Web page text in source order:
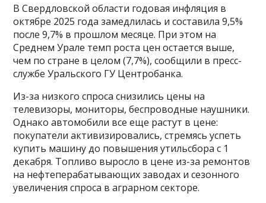
В Свердловской области годовая инфляция в
октябре 2025 года замедлилась и составила 9,5%
после 9,7% в прошлом месяце. При этом на
Среднем Урале темп роста цен остается выше,
чем по стране в целом (7,7%), сообщили в пресс-
службе Уральского ГУ Центробанка.
Из-за низкого спроса снизились цены на
телевизоры, мониторы, беспроводные наушники.
Однако автомобили все еще растут в цене:
покупатели активизировались, стремясь успеть
купить машину до повышения утильсбора с 1
декабря. Топливо выросло в цене из-за ремонтов
на нефтеперабатывающих заводах и сезонного
увеличения спроса в аграрном секторе.